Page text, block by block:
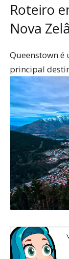
Roteiro
Nova
Queenstown é
principal